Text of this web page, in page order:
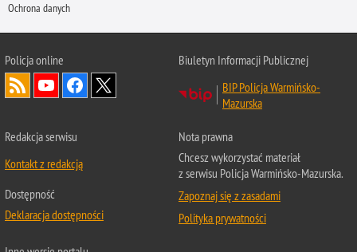
Ochrona danych
Policja online
Biuletyn Informacji Publicznej
BIP Policja Warmińsko-
Mazurska
Redakcja serwisu
Kontakt z redakcją
Dostępność
Deklaracja dostępności
Nota prawna
Chcesz wykorzystać materiał
z serwisu Policja Warmińsko-Mazurska.
Zapoznaj się z zasadami
Polityka prywatności